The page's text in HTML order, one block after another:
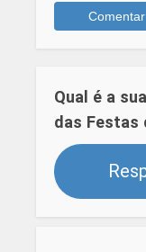
Qual é a
das Festas